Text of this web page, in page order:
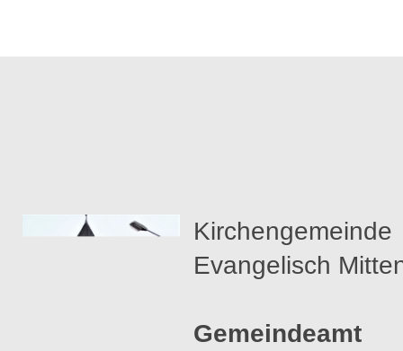
Kirchengemeinde
Evangelisch
Gemeindeamt